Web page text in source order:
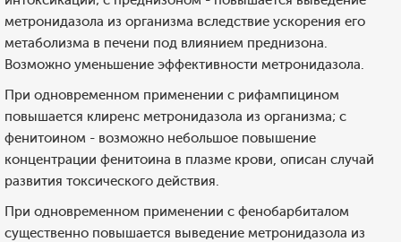
метронидазола из организма вследствие ускорения его
метаболизма в печени под влиянием преднизона.
Возможно уменьшение эффективности метронидазола.
При одновременном применении с рифампицином
повышается клиренс метронидазола из организма; с
фенитоином - возможно небольшое повышение
концентрации фенитоина в плазме крови, описан случай
развития токсического действия.
При одновременном применении с фенобарбиталом
существенно повышается выведение метронидазола из